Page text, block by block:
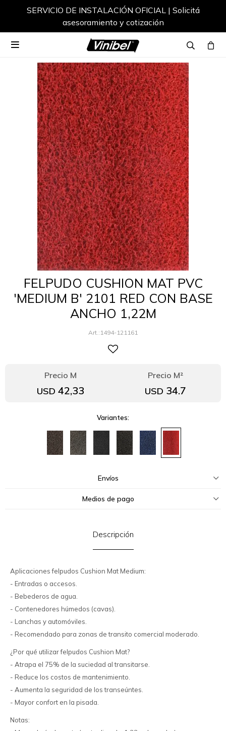
SERVICIO DE INSTALACIÓN OFICIAL | Solicitá
asesoramiento y cotización

FELPUDO CUSHION MAT PVC
'MEDIUM B' 2101 RED CON BASE
ANCHO 1,22M
1494-121161
USD 42,33 USD 34.7
Variantes:
Envíos
Medios de pago
Descripción
Aplicaciones felpudos Cushion Mat Medium:
- Entradas o accesos.
- Bebederos de agua.
- Contenedores húmedos (cavas).
- Lanchas y automóviles.
- Recomendado para zonas de transito comercial moderado.
¿Por qué utilizar felpudos Cushion Mat?
- Atrapa el 75% de la suciedad al transitarse.
- Reduce los costos de mantenimiento.
- Aumenta la seguridad de los transeúntes.
- Mayor confort en la pisada.
Notas: